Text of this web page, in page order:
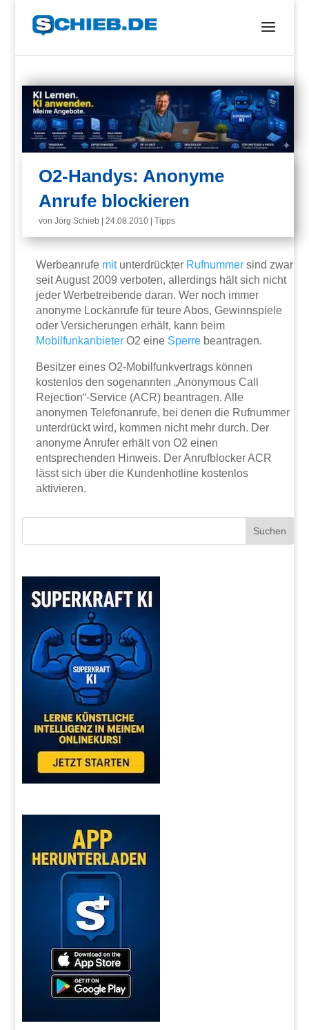
O2-Handys: Anonyme
Anrufe blockieren
vonJörg Schieb |24.08.2010 |Tipps
Werbeanrufe mitunterdrückter Rufnummer sind zwar
seit August 2009 verboten, allerdings hält sich nicht
jeder Werbetreibende daran. Wer noch immer
anonyme Lockanrufe für teure Abos, Gewinnspiele
oder Versicherungen erhält, kann beim
Mobilfunkanbieter O2 eine Sperre beantragen.
Besitzer eines O2-Mobilfunkvertrags können
kostenlos den sogenannten „Anonymous Call
Rejection“-Service (ACR) beantragen. Alle
anonymen Telefonanrufe, bei denen die Rufnummer
unterdrückt wird, kommen nicht mehr durch. Der
anonyme Anrufer erhält von O2 einen
entsprechenden Hinweis. Der Anrufblocker ACR
lässt sich über die Kundenhotline kostenlos
aktivieren.